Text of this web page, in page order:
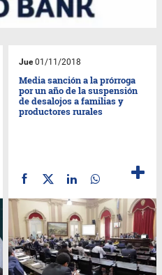
Jue01/11/2018
Media sanción a la prórroga
por un año de la suspensión
de desalojos a familias y
productores rurales